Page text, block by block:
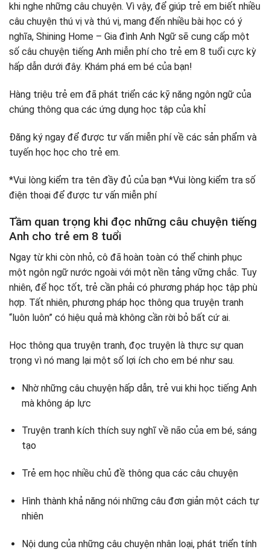
khi nghe những câu chuyện. Vì vậy, để giúp trẻ em biết nhiều
câu chuyện thú vị và thú vị, mang đến nhiều bài học có ý
nghĩa, Shining Home – Gia đình Anh Ngữ sẽ cung cấp một
số câu chuyện tiếng Anh miễn phí cho trẻ em 8 tuổi cực kỳ
hấp dẫn dưới đây. Khám phá em bé của bạn!
Hàng triệu trẻ em đã phát triển các kỹ năng ngôn ngữ của
chúng thông qua các ứng dụng học tập của khỉ
Đăng ký ngay để được tư vấn miễn phí về các sản phẩm và
tuyến học học cho trẻ em.
*Vui lòng kiểm tra tên đầy đủ của bạn *Vui lòng kiểm tra số
điện thoại để được tư vấn miễn phí
Tầm quan trọng khi đọc những câu chuyện tiếng
Anh cho trẻ em 8 tuổi
Ngay từ khi còn nhỏ, cô đã hoàn toàn có thể chinh phục
một ngôn ngữ nước ngoài với một nền tảng vững chắc. Tuy
nhiên, để học tốt, trẻ cần phải có phương pháp học tập phù
hợp. Tất nhiên, phương pháp học thông qua truyện tranh
“luôn luôn” có hiệu quả mà không cần rời bỏ bất cứ ai.
Học thông qua truyện tranh, đọc truyện là thực sự quan
trọng vì nó mang lại một số lợi ích cho em bé như sau.
Nhờ những câu chuyện hấp dẫn, trẻ vui khi học tiếng Anh
mà không áp lực
Truyện tranh kích thích suy nghĩ về não của em bé, sáng
tạo
Trẻ em học nhiều chủ đề thông qua các câu chuyện
Hình thành khả năng nói những câu đơn giản một cách tự
nhiên
Nội dung của những câu chuyện nhân loại, phát triển tính